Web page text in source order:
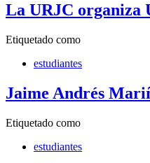
La URJC organiza
Etiquetado como
estudiantes
Jaime Andrés
Etiquetado como
estudiantes